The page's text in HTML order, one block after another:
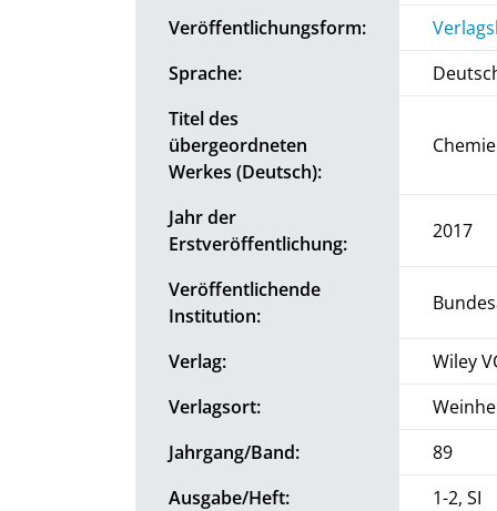
Veröffentlichungsform:
Sprache:
Titel des
übergeordneten
Werkes (Deutsch):
Jahr der
Erstveröffentlichung:
2017
Veröffentlichende
Institution:
Verlag:
Wiley
Verlagsort:
Jahrgang/Band:
89
Ausgabe/Heft:
1-2, SI